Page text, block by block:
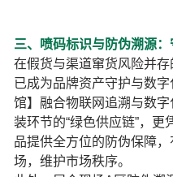
三、喷码标识与防伪溯源
在假货与渠道窜货风险并
已成为品牌资产守护与数
馆】融合物联网追溯与数
装环节的“绿色供应链”，
品提供全方位的防伪保障
场，维护市场秩序。